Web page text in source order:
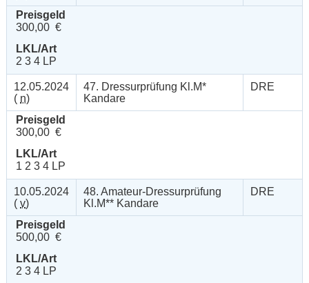
Preisgeld
300,00 €
LKL/Art
2 3 4 LP
12.05.2024
( n)
47. Dressurprüfung Kl.M*
Kandare
DRE
Preisgeld
300,00 €
LKL/Art
1 2 3 4 LP
10.05.2024
( v)
48. Amateur-Dressurprüfung
Kl.M** Kandare
DRE
Preisgeld
500,00 €
LKL/Art
2 3 4 LP